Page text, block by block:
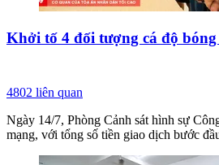
Khởi tố 4 đối tượng cá độ
4802 liên quan
Ngày 14/7, Phòng Cảnh sát hình sự
mạng, với tổng số tiền giao dịch bước